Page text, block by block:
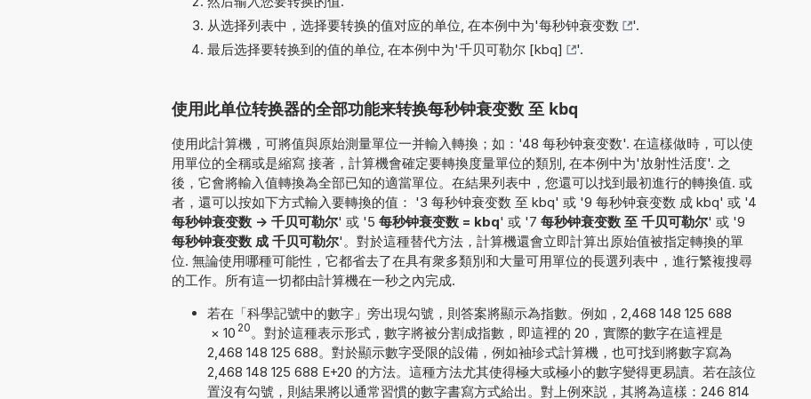
从选择列表中，选择要转换的值对应的单位, 在本例中为'每秒钟衰变数
'.
最后选择要转换到的值的单位, 在本例中为'千贝可勒尔 [kbq] '.
使用此单位转换器的全部功能来转换每秒钟衰变数 至 kbq
使用此計算機，可將值與原始測量單位一并輸入轉換；如：'48 每秒钟衰变数'. 在這樣做時，可以使
用單位的全稱或是縮寫 接著，計算機會確定要轉換度量單位的類別, 在本例中为'放射性活度'. 之
後，它會將輸入值轉換為全部已知的適當單位。在結果列表中，您還可以找到最初進行的轉換值. 或
者，還可以按如下方式輸入要轉換的值： '3 每秒钟衰变数 至 kbq' 或 '9 每秒钟衰变数 成 kbq' 或 '4
每秒钟衰变数 -> 千贝可勒尔' 或 '5 每秒钟衰变数 = kbq' 或 '7 每秒钟衰变数 至 千贝可勒尔' 或 '9
每秒钟衰变数 成 千贝可勒尔'。對於這種替代方法，計算機還會立即計算出原始值被指定轉換的單
位. 無論使用哪種可能性，它都省去了在具有衆多類別和大量可用單位的長選列表中，進行繁複搜尋
的工作。所有這一切都由計算機在一秒之內完成.
若在「科學記號中的數字」旁出現勾號，則答案將顯示為指數。例如，2,468 148 125 688
× 10 20 。對於這種表示形式，數字將被分割成指數，即這裡的 20，實際的數字在這裡是
2,468 148 125 688。對於顯示數字受限的設備，例如袖珍式計算機，也可找到將數字寫為
2,468 148 125 688 E+20 的方法。這種方法尤其使得極大或極小的數字變得更易讀。若在該位
置沒有勾號，則結果將以通常習慣的數字書寫方式給出。對上例來説，其將為這樣：246 814